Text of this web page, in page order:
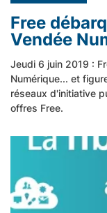
Free
Vendée
Jeudi 6 juin 2019 :
Numérique... et
réseaux d'initiative
offres Free.